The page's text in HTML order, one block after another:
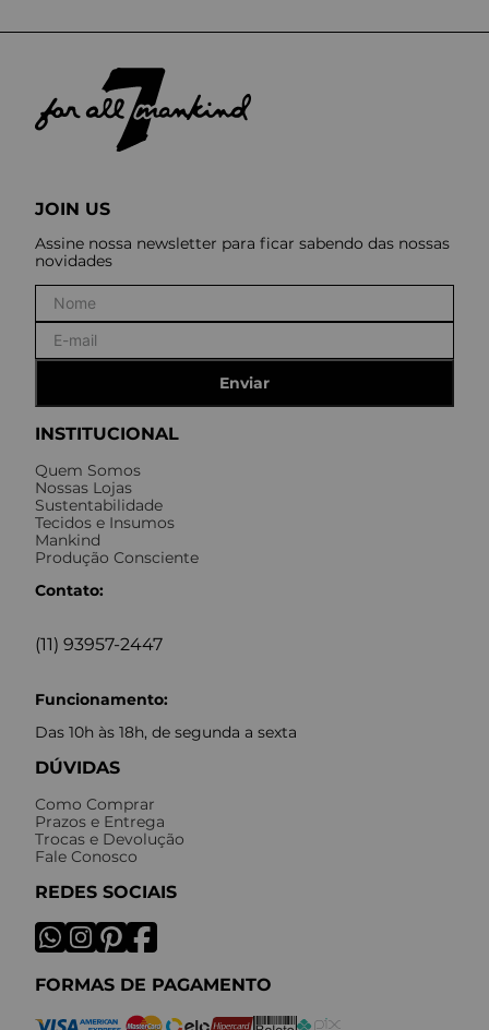
INSTITUCIONAL
Quem Somos
Nossas Lojas
Sustentabilidade
Tecidos e Insumos
Mankind
Produção Consciente
Contato:
(11) 93957-2447
Funcionamento:
Das 10h às 18h, de segunda a sexta
DÚVIDAS
Como Comprar
Prazos e Entrega
Trocas e Devolução
Fale Conosco
REDES SOCIAIS
FORMAS DE PAGAMENTO
JOIN US
Assine nossa newsletter para ficar sabendo das nossas
novidades
Enviar